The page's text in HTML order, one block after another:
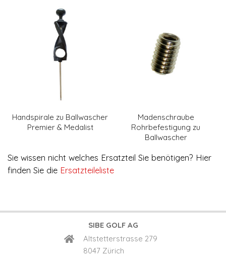
Handspirale zu Ballwascher
Premier & Medalist
Madenschraube
Rohrbefestigung zu
Ballwascher
Sie wissen nicht welches Ersatzteil Sie benötigen? Hier
finden Sie die Ersatzteileliste
SIBE GOLF AG
Altstetterstrasse 279
8047 Zürich